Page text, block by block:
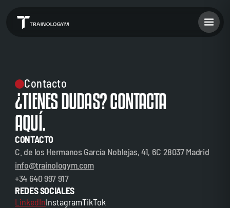
Contacto
¿TIENES DUDAS? CONTACTA
AQUÍ.
CONTACTO
C. de los Hermanos García Noblejas, 41, 6C 28037 Madrid
info@trainologym.com
+34 640 997 917
REDES SOCIALES
LinkedInInstagramTikTok